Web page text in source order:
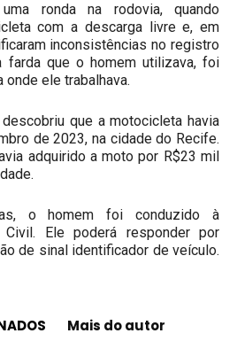
ronda na rodovia, quando
com a descarga livre e, em
inconsistências no registro
farda que o homem utilizava, foi
ele trabalhava.
que a motocicleta havia
de 2023, na cidade do Recife.
adquirido a moto por R$23 mil
o homem foi conduzido à
Ele poderá responder por
de sinal identificador de veículo.
Mais do autor